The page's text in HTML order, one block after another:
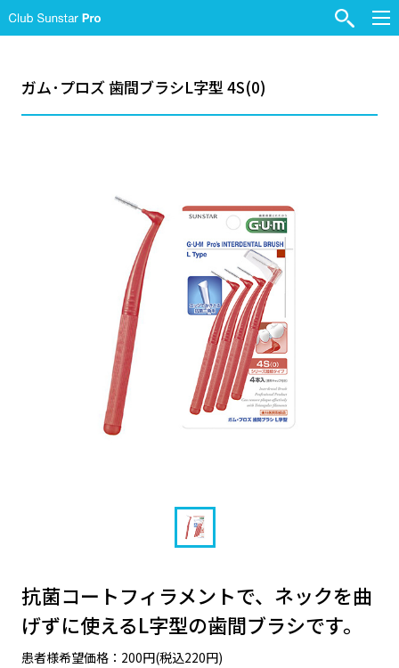
ガム･プロズ 歯間ブラシL字型 4S(0)
抗菌コートフィラメントで、ネックを曲
げずに使えるL字型の歯間ブラシです。
患者様希望価格：200円(税込220円)